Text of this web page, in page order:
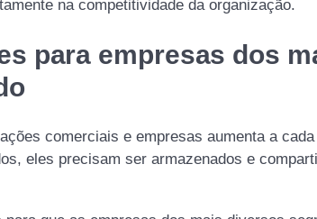
na competitividade da organização.
para empresas dos
comerciais e empresas aumenta a
eles precisam ser armazenados e